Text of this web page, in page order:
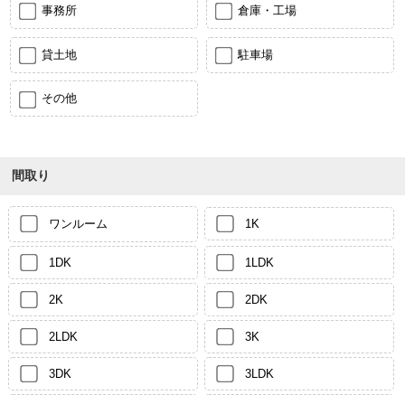
事務所 倉庫・工場
貸土地 駐車場
その他
間取り
ワンルーム 1K
1DK 1LDK
2K 2DK
2LDK 3K
3DK 3LDK